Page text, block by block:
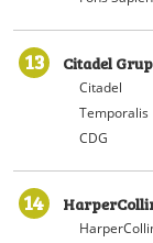
13 Citadel
Citadel
Temporalis
CDG
14